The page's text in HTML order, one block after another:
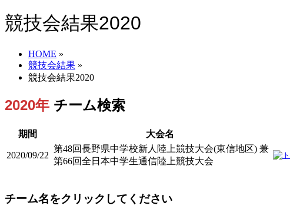
競技会結果2020
HOME »
競技会結果 »
競技会結果2020
2020年 チーム検索
期間 大会名
2020/09/22
第48回長野県中学校新人陸上競技大会(東信地区) 兼
第66回全日本中学生通信陸上競技大会
チーム名をクリックしてください